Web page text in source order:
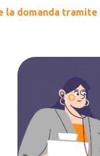
domanda tramite